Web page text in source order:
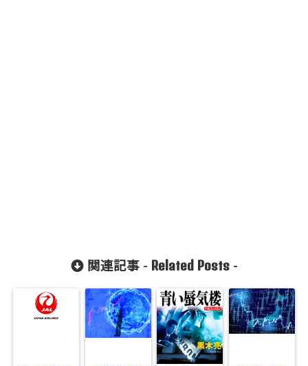
関連記事 - Related Posts-